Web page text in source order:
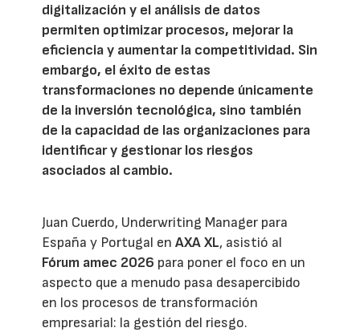
digitalización y el análisis de datos
permiten optimizar procesos, mejorar la
eficiencia y aumentar la competitividad. Sin
embargo, el éxito de estas
transformaciones no depende únicamente
de la inversión tecnológica, sino también
de la capacidad de las organizaciones para
identificar y gestionar los riesgos
asociados al cambio.
Juan Cuerdo, Underwriting Manager para
España y Portugal enAXA XL, asistió al
Fórum amec 2026 para poner el foco en un
aspecto que a menudo pasa desapercibido
en los procesos de transformación
empresarial: la gestión del riesgo.